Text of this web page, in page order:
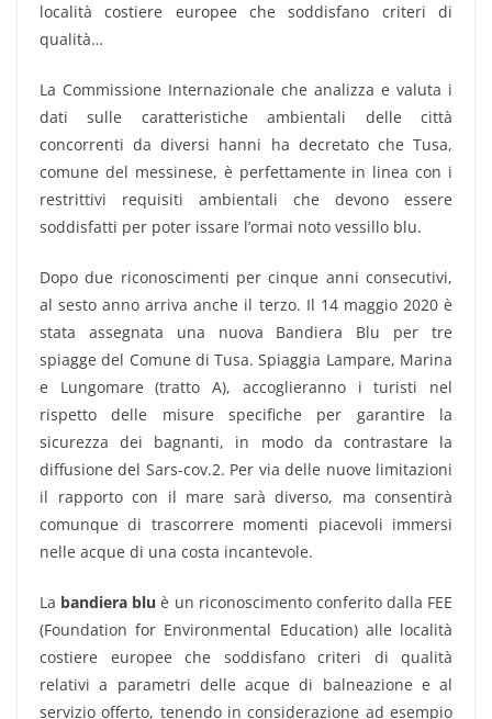
località costiere europee che soddisfano criteri di
qualità…
La Commissione Internazionale che analizza e valuta i
dati sulle caratteristiche ambientali delle città
concorrenti da diversi hanni ha decretato che Tusa,
comune del messinese, è perfettamente in linea con i
restrittivi requisiti ambientali che devono essere
soddisfatti per poter issare l’ormai noto vessillo blu.
Dopo due riconoscimenti per cinque anni consecutivi,
al sesto anno arriva anche il terzo. Il 14 maggio 2020 è
stata assegnata una nuova Bandiera Blu per tre
spiagge del Comune di Tusa. Spiaggia Lampare, Marina
e Lungomare (tratto A), accoglieranno i turisti nel
rispetto delle misure specifiche per garantire la
sicurezza dei bagnanti, in modo da contrastare la
diffusione del Sars-cov.2. Per via delle nuove limitazioni
il rapporto con il mare sarà diverso, ma consentirà
comunque di trascorrere momenti piacevoli immersi
nelle acque di una costa incantevole.
La bandiera blu è un riconoscimento conferito dalla FEE
(Foundation for Environmental Education) alle località
costiere europee che soddisfano criteri di qualità
relativi a parametri delle acque di balneazione e al
servizio offerto, tenendo in considerazione ad esempio